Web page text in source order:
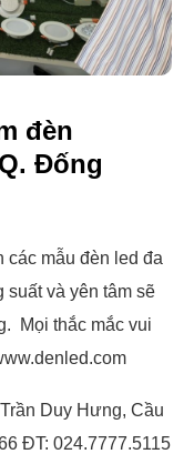
đèn
Đống
các mẫu đèn led đa
suất và yên tâm sẽ
Mọi thắc mắc vui
Duy Hưng, Cầu
ĐT: 024.7777.5115